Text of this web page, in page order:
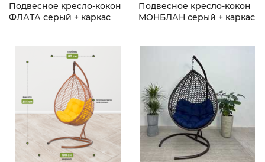
Подвесное кресло-кокон
ФЛАТА серый + каркас
Подвесное кресло-кокон
МОНБЛАН серый + каркас